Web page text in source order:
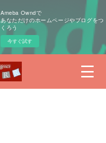
Ameba Owndで
あなただけのホームページやブログをつ
くろう
今すぐ試す